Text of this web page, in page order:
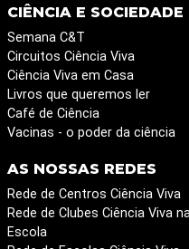
CIÊNCIA E SOCIEDADE
Semana C&T
Circuitos Ciência Viva
Ciência Viva em Casa
Livros que queremos ler
Café de Ciência
Vacinas - o poder da ciência
AS NOSSAS REDES
Rede de Centros Ciência Viva
Rede de Clubes Ciência Viva
Escola